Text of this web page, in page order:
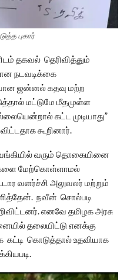
புகார்
தகவல் தெரிவித்தும்
நடவடிக்கை
ஜன்னல் கதவு மற்ற
மட்டுமே மீதமுள்ள
கட்ட முடியாது”
கூறினார்.
வங்கியில் வரும் தொகையினை
மேற்கொள்ளாமல்
வளர்ச்சி அலுவலர் மற்றும்
நவீன் சொல்படி
எனவே தமிழக அரசு
தலையிட்டு எனக்கு
கொடுத்தால் உதவியாக